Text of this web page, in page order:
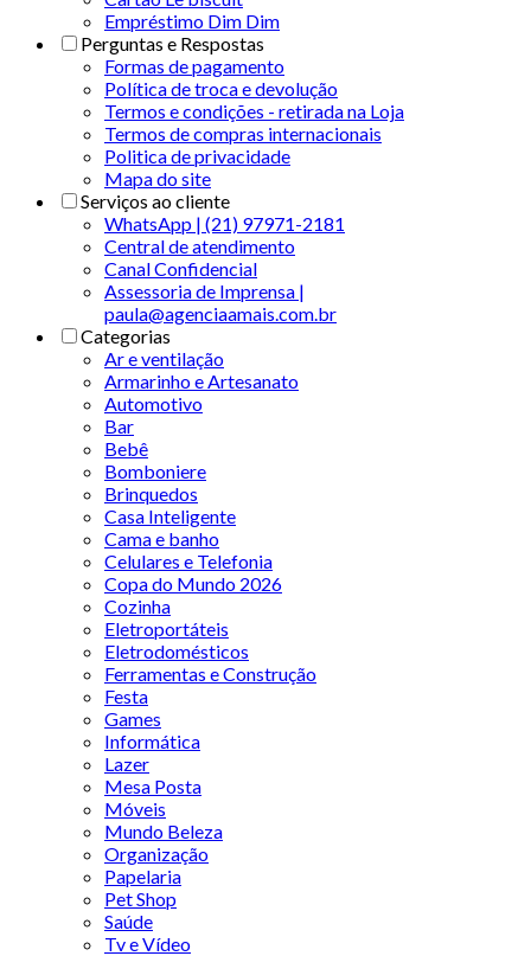
Empréstimo Dim Dim
Perguntas e Respostas
Formas de pagamento
Política de troca e devolução
Termos e condições - retirada na Loja
Termos de compras internacionais
Politica de privacidade
Mapa do site
Serviços ao cliente
WhatsApp | (21) 97971-2181
Central de atendimento
Canal Confidencial
Assessoria de Imprensa |
paula@agenciaamais.com.br
Categorias
Ar e ventilação
Armarinho e Artesanato
Automotivo
Bar
Bebê
Bomboniere
Brinquedos
Casa Inteligente
Cama e banho
Celulares e Telefonia
Copa do Mundo 2026
Cozinha
Eletroportáteis
Eletrodomésticos
Ferramentas e Construção
Festa
Games
Informática
Lazer
Mesa Posta
Móveis
Mundo Beleza
Organização
Papelaria
Pet Shop
Saúde
Tv e Vídeo